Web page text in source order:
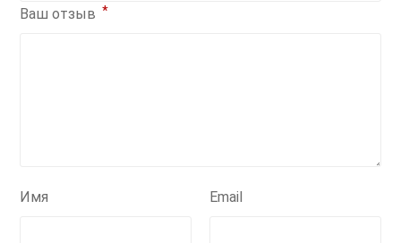
Ваш отзыв *
Имя Email